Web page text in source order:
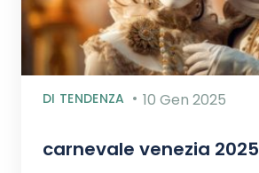
DI TENDENZA 10 Gen 2025
carnevale venezia 2025